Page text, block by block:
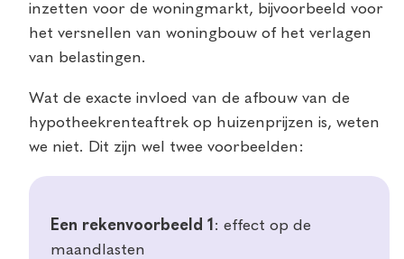
inzetten voor de woningmarkt, bijvoorbeeld voor
het versnellen van woningbouw of het verlagen
van belastingen.
Wat de exacte invloed van de afbouw van de
hypotheekrenteaftrek op huizenprijzen is, weten
we niet. Dit zijn wel twee voorbeelden:
Een rekenvoorbeeld 1 : effect op de
maandlasten